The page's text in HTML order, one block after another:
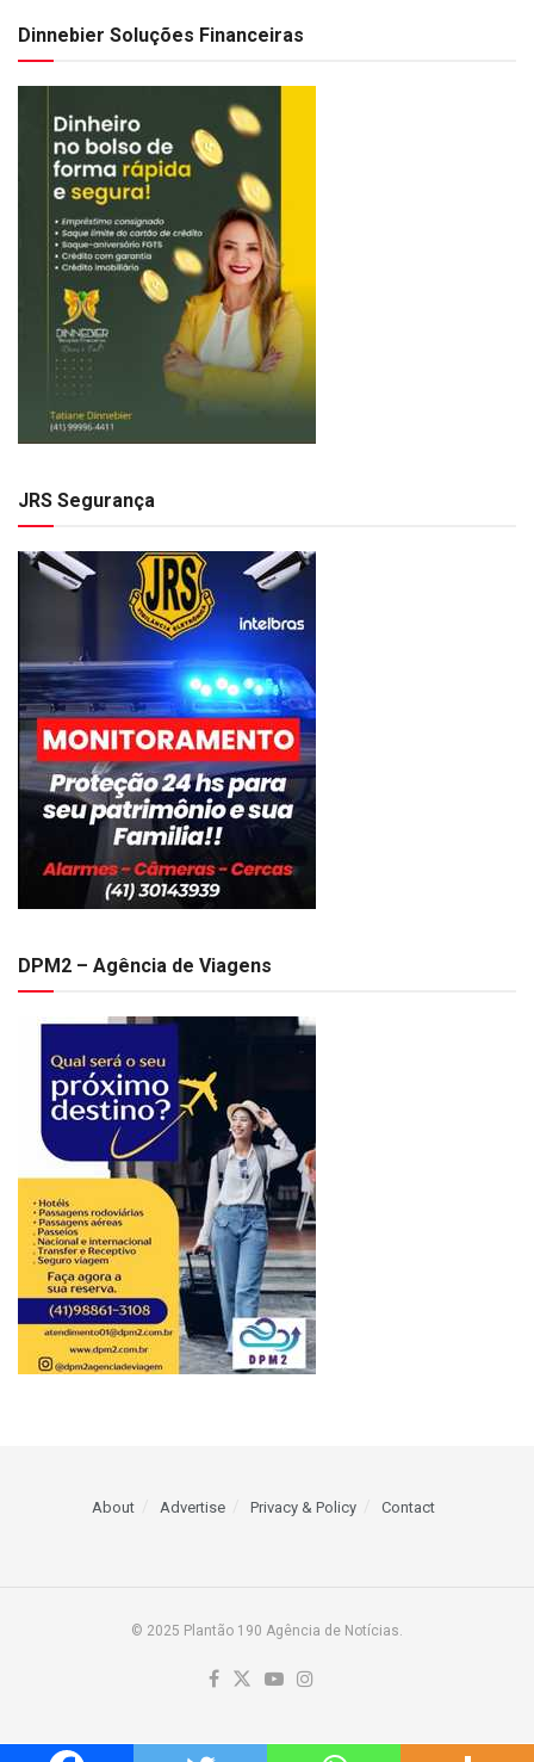
Dinnebier Soluções Financeiras
JRS Segurança
DPM2 – Agência de Viagens
About Advertise Privacy & Policy Contact
© 2025 Plantão 190 Agência de Notícias.